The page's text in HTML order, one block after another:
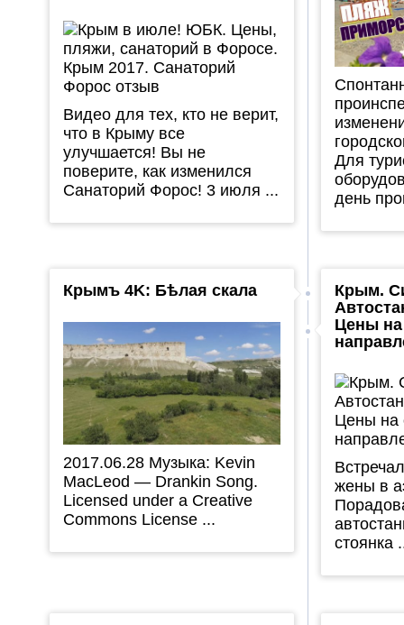
Для
день
Видео для тех, кто не верит,
что в Крыму все
улучшается! Вы не
поверите, как изменился
Санаторий Форос! 3 июля ...
Крым.
Цены
жены в
стоянка
Крымъ 4K: Бѣлая скала
2017.06.28 Музыка: Kevin
MacLeod — Drankin Song.
Licensed under a Creative
Commons License ...